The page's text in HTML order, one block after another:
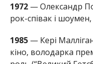
1972— Олександр
рок-співак і
1985— Кері
кіно, володарка